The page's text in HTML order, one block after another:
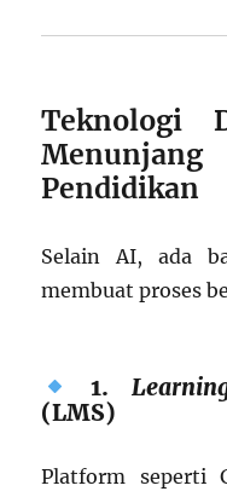
Teknologi
Pendidikan
Selain AI, ada
membuat proses
1.
(LMS)
Platform seperti